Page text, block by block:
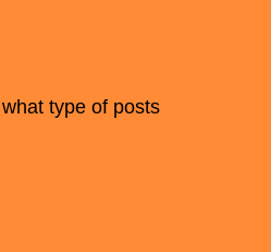
type of posts